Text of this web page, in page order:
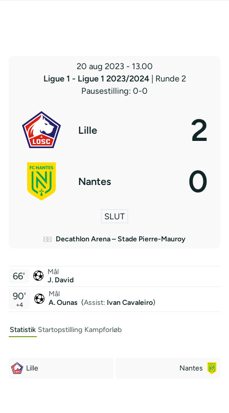
20 aug 2023 - 13.00
Ligue 1 - Ligue 1 2023/2024
| Runde 2
Pausestilling: 0-0
Lille 2
Nantes 0
SLUT
Decathlon Arena – Stade Pierre-Mauroy
Mål
J. David
66'
Mål
A. Ounas (Assist: Ivan Cavaleiro)
90'
+4
Statistik Startopstilling Kampforløb
Lille Nantes